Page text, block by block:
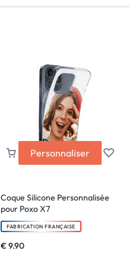
Personnaliser
Coque Silicone Personnalisée
pour Poxo X7
FABRICATION FRANÇAISE
€9.90